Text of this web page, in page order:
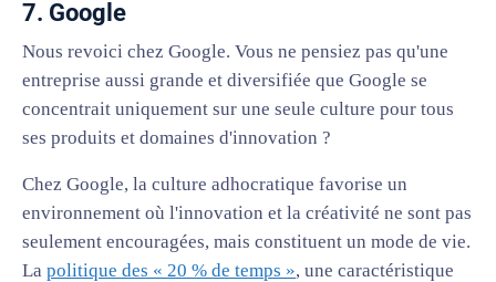
7. Google
Nous revoici chez Google. Vous ne pensiez pas qu'une
entreprise aussi grande et diversifiée que Google se
concentrait uniquement sur une seule culture pour tous
ses produits et domaines d'innovation ?
Chez Google, la culture adhocratique favorise un
environnement où l'innovation et la créativité ne sont pas
seulement encouragées, mais constituent un mode de vie.
La politique des « 20 % de temps », une caractéristique